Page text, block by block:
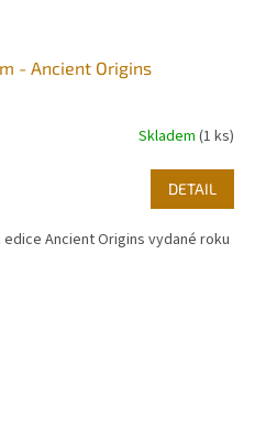
- Ancient Origins
Skladem (1 ks)
DETAIL
Ancient Origins vydané roku